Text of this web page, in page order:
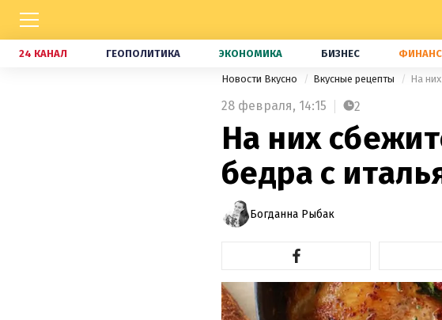
24 КАНАЛ ГЕОПОЛИТИКА ЭКОНОМИКА БИЗНЕС
Новости Вкусно Вкусные рецепты На
28 февраля, 14:15 2
На них
бедра с
Богданна Рыбак